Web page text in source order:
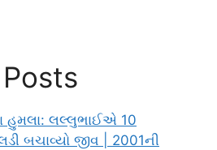
હુમલા: લલ્લુભાઈએ 10
બચાવ્યો જીવ | 2001ની